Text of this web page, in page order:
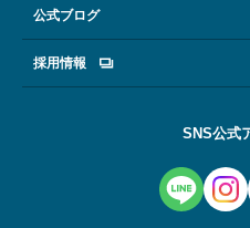
公式ブログ
採用情報
SNS公式